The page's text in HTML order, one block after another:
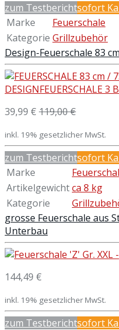
zum Testberichtsofort
Marke
Feuerschale
Kategorie Grillzubehör
Design-Feuerschale 83
39,99 € 119,00 €
inkl. 19% gesetzlicher MwSt.
zum Testberichtsofort
Marke
Artikelgewichtca 8 kg
Kategorie
grosse Feuerschale aus
Unterbau
144,49 €
inkl. 19% gesetzlicher MwSt.
zum Testberichtsofort